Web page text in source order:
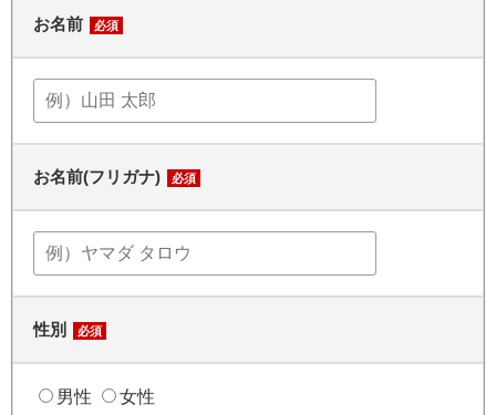
お名前 必須
お名前(フリガナ) 必須
性別 必須
男性 女性